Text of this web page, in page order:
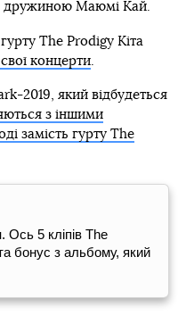
дружиною Маюмі Кай.
The Prodigy Кіта
концерти.
2019, який відбудеться
з іншими
замість гурту The
. Ось 5 кліпів The
бонус з альбому, який